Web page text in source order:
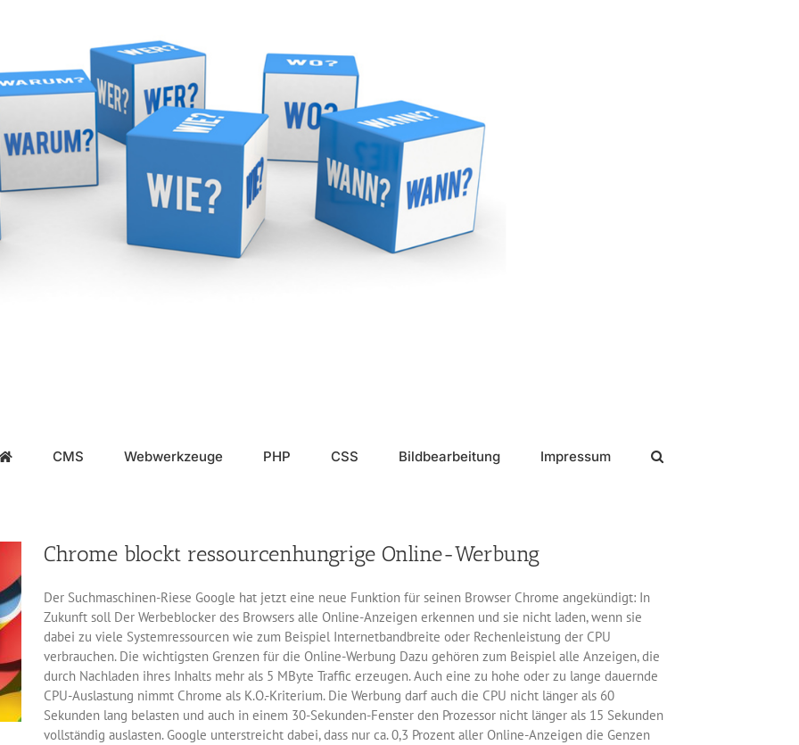
CMS Webwerkzeuge PHP CSS Bildbearbeitung Impressum
Chrome blockt ressourcenhungrige Online-Werbung
Der Suchmaschinen-Riese Google hat jetzt eine neue Funktion für seinen Browser Chrome angekündigt: In
Zukunft soll Der Werbeblocker des Browsers alle Online-Anzeigen erkennen und sie nicht laden, wenn sie
dabei zu viele Systemressourcen wie zum Beispiel Internetbandbreite oder Rechenleistung der CPU
verbrauchen. Die wichtigsten Grenzen für die Online-Werbung Dazu gehören zum Beispiel alle Anzeigen, die
durch Nachladen ihres Inhalts mehr als 5 MByte Traffic erzeugen. Auch eine zu hohe oder zu lange dauernde
CPU-Auslastung nimmt Chrome als K.O.-Kriterium. Die Werbung darf auch die CPU nicht länger als 60
Sekunden lang belasten und auch in einem 30-Sekunden-Fenster den Prozessor nicht länger als 15 Sekunden
vollständig auslasten. Google unterstreicht dabei, dass nur ca. 0,3 Prozent aller Online-Anzeigen die Genzen